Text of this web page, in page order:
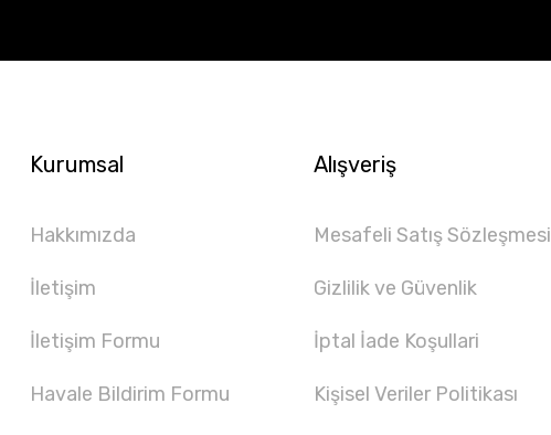
Kurumsal
Hakkımızda
İletişim
İletişim Formu
Havale Bildirim Formu
Alışveriş
Mesafeli Satış Sözleşmesi
Gizlilik ve Güvenlik
İptal İade Koşullari
Kişisel Veriler Politikası